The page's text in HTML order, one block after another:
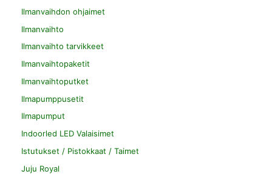
Ilmanvaihdon ohjaimet
Ilmanvaihto
Ilmanvaihto tarvikkeet
Ilmanvaihtopaketit
Ilmanvaihtoputket
Ilmapumppusetit
Ilmapumput
Indoorled LED Valaisimet
Istutukset / Pistokkaat / Taimet
Juju Royal